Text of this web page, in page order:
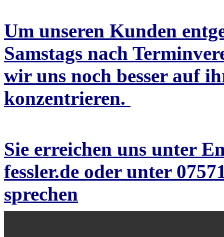
Um unseren Kunden
Samstags nach
wir uns noch besser auf
konzentrieren.
Sie erreichen uns unter
fessler.de oder unter
sprechen